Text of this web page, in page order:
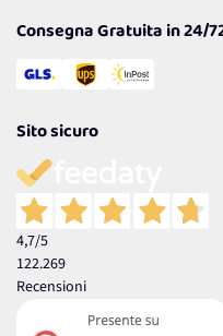
Consegna Gratuita in 24/
Sito sicuro
4,7/5
122.269
Recensioni